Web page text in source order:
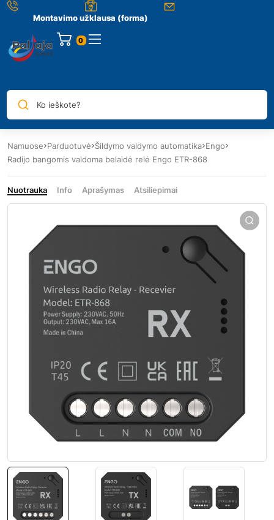
Montavimo užklausa (forma)
0
Ko ieškote?
Namuose Parduotuvė Šildymo valdymo automatika Engo
Radijo bangomis valdoma belaidė relė Engo ETR-868
Nuotrauka Info Aprašymas Atsiliepimai